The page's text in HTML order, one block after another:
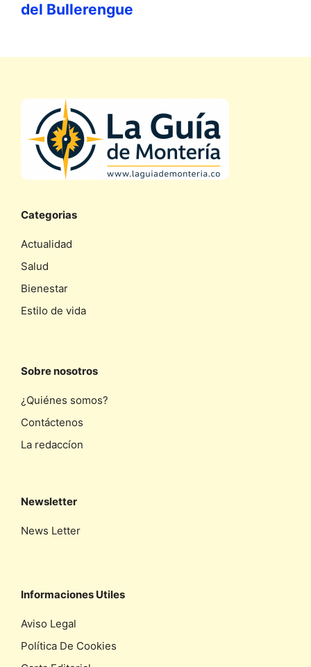
del Bullerengue
Categorias
Actualidad
Salud
Bienestar
Estilo de vida
Sobre nosotros
¿Quiénes somos?
Contáctenos
La redaccíon
Newsletter
News Letter
Informaciones Utiles
Aviso Legal
Política De Cookies